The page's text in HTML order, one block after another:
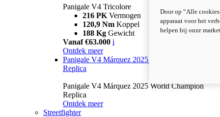
Panigale V4 Tricolore
216 PK Vermogen
120,9 Nm Koppel
188 Kg Gewicht
Vanaf €63.000 i
Ontdek meer
Panigale V4 Márquez 2025 World Champion
Replica
Panigale V4 Márquez 2025 World Champion
Replica
Ontdek meer
Streetfighter
Door op “Alle
apparaat voor het
helpen bij onze